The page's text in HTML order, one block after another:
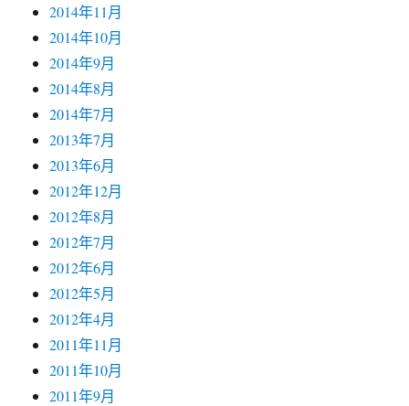
2014年11月
2014年10月
2014年9月
2014年8月
2014年7月
2013年7月
2013年6月
2012年12月
2012年8月
2012年7月
2012年6月
2012年5月
2012年4月
2011年11月
2011年10月
2011年9月